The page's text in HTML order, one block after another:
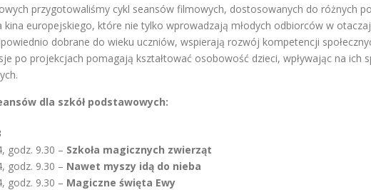
przygotowaliśmy cykl seansów filmowych, dostosowanych do różnych
kina europejskiego, które nie tylko wprowadzają młodych odbiorców w
dobrane do wieku uczniów, wspierają rozwój kompetencji
po projekcjach pomagają kształtować osobowość dzieci, wpływając na ich
dla szkół podstawowych:
godz. 9.30 – Szkoła magicznych zwierząt
godz. 9.30 – Nawet myszy idą do nieba
godz. 9.30 – Magiczne święta Ewy